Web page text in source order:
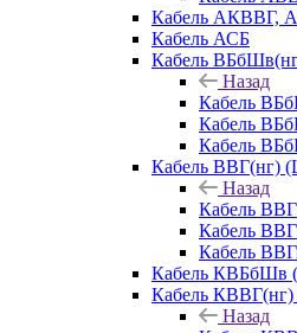
Кабель АКВВГ,
Кабель АСБ
Кабель
Назад
Кабель
Кабель
Кабель
Кабель ВВГ(нг)
Назад
Кабель
Кабель ВВГ
Кабель
Кабель КВБбШв
Кабель КВВГ(нг)
Назад